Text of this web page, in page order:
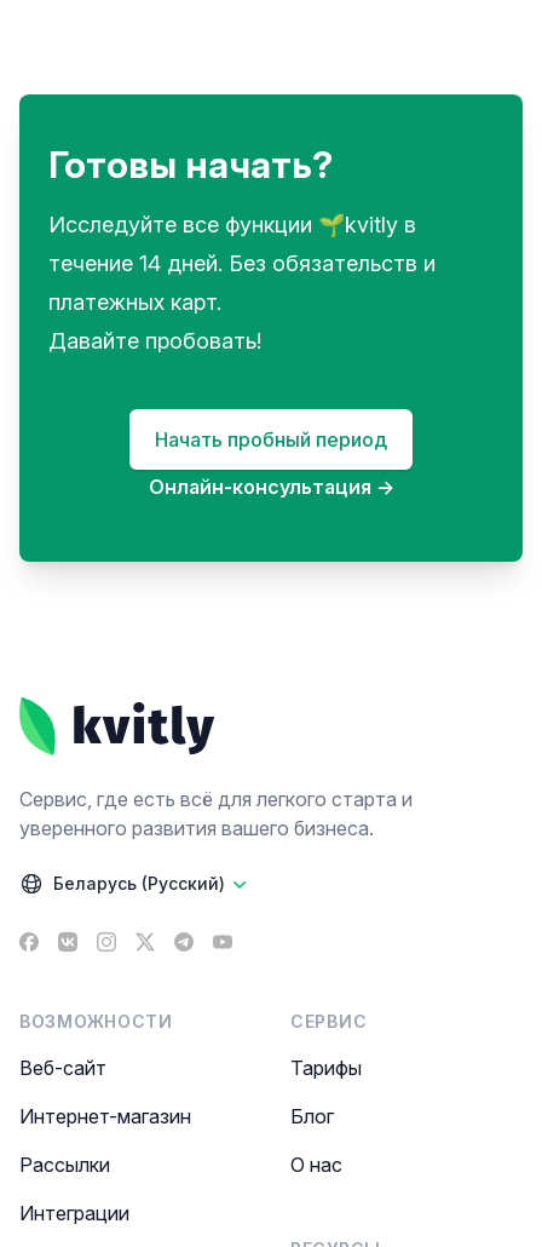
Готовы начать?
Исследуйте все функции 🌱kvitly в
течение 14 дней. Без обязательств и
платежных карт.
Давайте пробовать!
Начать пробный период
Онлайн-консультация →
Сервис, где есть всё для легкого старта и
уверенного развития вашего бизнеса.
Беларусь (Русский)
Facebook
VK Instagram
X TelegramYouTube
ВОЗМОЖНОСТИ
Веб-сайт
Интернет-магазин
Рассылки
Интеграции
СЕРВИС
Тарифы
Блог
О нас